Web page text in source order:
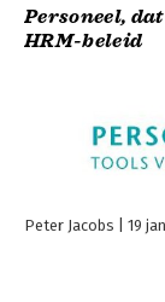
Personeel,
HRM-beleid
Peter Jacobs 19